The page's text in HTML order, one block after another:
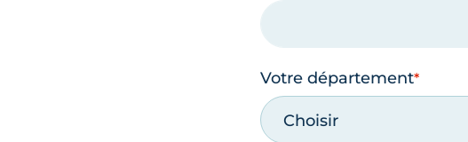
Votre département
Choisir